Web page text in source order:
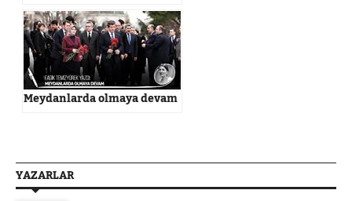
Meydanlarda olmaya devam
YAZARLAR